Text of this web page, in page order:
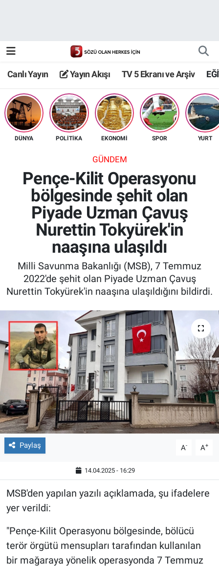
Canlı Yayın Yayın Akışı TV 5 Ekranı ve Arşiv
DÜNYA POLİTİKA EKONOMİ SPOR YURT
GÜNDEM
Pençe-Kilit Operasyonu
bölgesinde şehit olan
Piyade Uzman Çavuş
Nurettin Tokyürek'in
naaşına ulaşıldı
Milli Savunma Bakanlığı (MSB), 7 Temmuz
2022'de şehit olan Piyade Uzman Çavuş
Nurettin Tokyürek'in naaşına ulaşıldığını bildirdi.
Paylaş A- A+
14.04.2025 - 16:29
MSB'den yapılan yazılı açıklamada, şu ifadelere
yer verildi:
"Pençe-Kilit Operasyonu bölgesinde, bölücü
terör örgütü mensupları tarafından kullanılan
bir mağaraya yönelik operasyonda 7 Temmuz
TV 5 Ekranı ve Arşiv